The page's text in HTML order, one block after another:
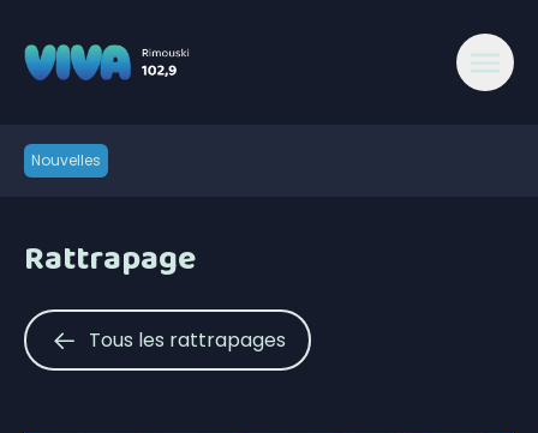
Nouvelles
Rattrapage
Tous les rattrapages